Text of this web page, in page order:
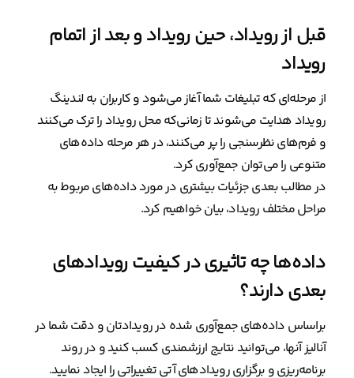
قبل از رویداد، حین رویداد و بعد از اتمام
رویداد
از مرحله‌ای که تبلیغات شما آغاز می‌شود و کاربران به لندینگ
رویداد هدایت می‌شوند تا زمانی‌که محل رویداد را ترک می‌کنند
و فرم‌های نظرسنجی را پر می‌کنند، در هر مرحله داده‌های
متنوعی را می‌توان جمع‌آوری کرد.
در مطالب بعدی جزئیات بیشتری در مورد داده‌های مربوط به
مراحل مختلف رویداد، بیان خواهیم کرد.
داده‌ها چه تاثیری در کیفیت رویدادهای
بعدی دارند؟
براساس داده‌های جمع‌آوری شده در رویدادتان و دقت شما در
آنالیز آنها، می‌توانید نتایج ارزشمندی کسب کنید و در روند
برنامه‌ریزی و برگزاری رویدادهای آتی تغییراتی را ایجاد نمایید.